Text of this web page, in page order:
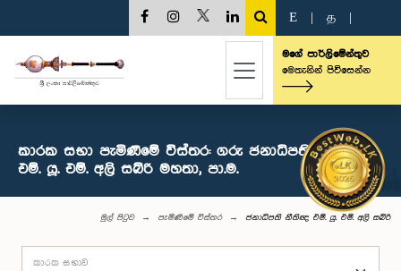
E த
මගේ පාර්ලිමේන්තුව
මෙතැනින් පිවිසෙන්න
කාරක සභා පැමිණීමේ විස්තර: ගරු ජනාධිපති නීතිඥ
එම්. යූ. එම්. අලි සබ්රි මහතා, පා.ම.
මුල් පිටුව පැමිණීමේ විස්තර ජනාධිපති නීතිඥ එම්. යූ. එම්. අලි සබ්රි
කාරක සභාව